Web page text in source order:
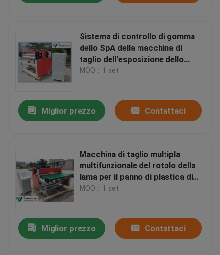
Sistema di controllo di gomma
dello SpA della macchina di
taglio dell'esposizione dello
schermo attivabile al tatto per il
MOQ：1 set
Miglior prezzo Contattaci
Macchina di taglio multipla
multifunzionale del rotolo della
lama per il panno di plastica di
cuoio delle sogliole
MOQ：1 set
Miglior prezzo Contattaci